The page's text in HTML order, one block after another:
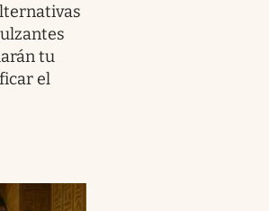
tu
el